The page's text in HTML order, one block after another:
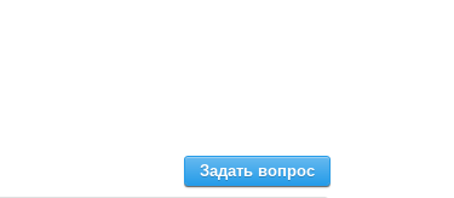
Задать вопрос